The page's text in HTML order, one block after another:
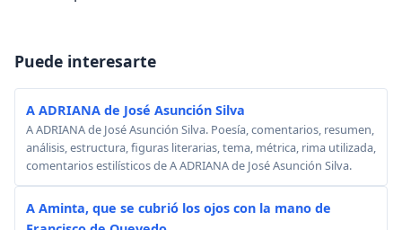
Puede interesarte
A ADRIANA de José Asunción Silva
A ADRIANA de José Asunción Silva. Poesía, comentarios, resumen,
análisis, estructura, figuras literarias, tema, métrica, rima utilizada,
comentarios estilísticos de A ADRIANA de José Asunción Silva.
A Aminta, que se cubrió los ojos con la mano de